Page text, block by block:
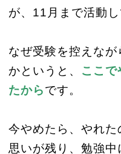
が、11月まで活動し
なぜ受験を控えな
かというと、 ここで
たからです。
今やめたら、やれた
思いが残り、勉強